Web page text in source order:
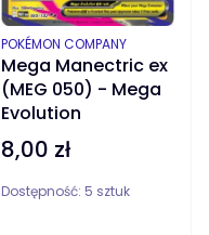
Mega Manectric ex
(MEG 050) - Mega
Evolution
PRODUCENT
POKÉMON COMPANY
Cena
8,00 zł
Dostępność: 5 sztuk